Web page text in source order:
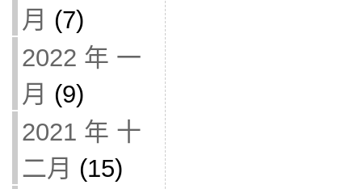
月 (7)
2022 年 一
月 (9)
2021 年 十
二月 (15)